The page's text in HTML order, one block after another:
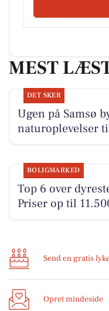
MEST
DET SKER
Ugen på Samsø
naturoplevelser
BOLIGMARKED
Top 6 over
Priser op til
Send en gratis
Opret mindeside